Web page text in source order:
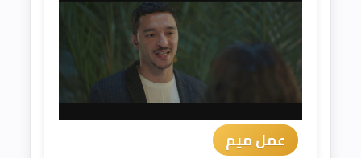
عمل ميم